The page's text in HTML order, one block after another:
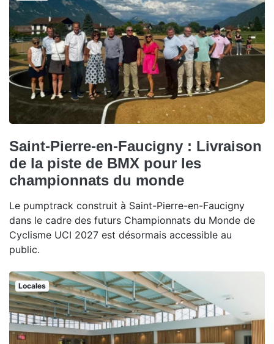
Saint-Pierre-en-Faucigny : Livraison
de la piste de BMX pour les
championnats du monde
Le pumptrack construit à Saint-Pierre-en-Faucigny
dans le cadre des futurs Championnats du Monde de
Cyclisme UCI 2027 est désormais accessible au
public.
Locales